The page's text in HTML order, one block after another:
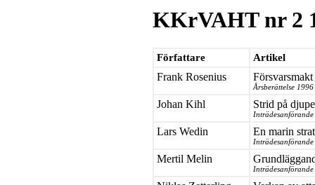
KKrVAHT nr 2
Författare Artikel
Frank Rosenius
Årsberättelse
Johan Kihl Strid på
Lars Wedin En marin
Mertil Melin